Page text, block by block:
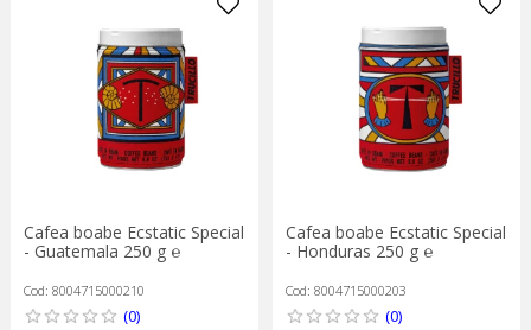
Cafea boabe Ecstatic Special
- Guatemala 250 g ℮
Cod: 8004715000210
(0)
Cafea boabe Ecstatic Special
- Honduras 250 g ℮
Cod: 8004715000203
(0)